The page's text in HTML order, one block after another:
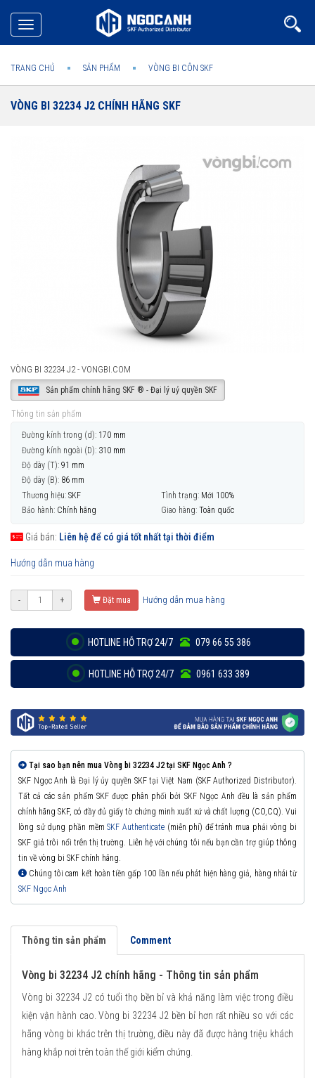
Toggle
navigation
TRANG CHỦ SẢN PHẨM VÒNG BI CÔN SKF
VÒNG BI 32234 J2 CHÍNH HÃNG SKF
VÒNG BI 32234 J2 - VONGBI.COM
Sản phẩm chính hãng SKF ® - Đại lý uỷ quyền SKF
Thông tin sản phẩm
Đường kính trong (d): 170 mm
Đường kính ngoài (D): 310 mm
Độ dày (T): 91 mm
Độ dày (B): 86 mm
Thương hiệu: SKF Tình trạng: Mới 100%
Bảo hành: Chính hãng Giao hàng: Toàn quốc
Giá bán: Liên hệ để có giá tốt nhất tại thời điểm
Hướng dẫn mua hàng
- + Đặt mua Hướng dẫn mua hàng
HOTLINE HỖ TRỢ 24/7 079 66 55 386
HOTLINE HỖ TRỢ 24/7 0961 633 389
Tại sao bạn nên mua Vòng bi 32234 J2 tại SKF Ngọc Anh ?
SKF Ngọc Anh là Đại lý ủy quyền SKF tại Việt Nam (SKF Authorized Distributor).
Tất cả các sản phẩm SKF được phân phối bởi SKF Ngọc Anh đều là sản phẩm
chính hãng SKF, có đầy đủ giấy tờ chứng minh xuất xứ và chất lượng (CO,CQ). Vui
lòng sử dụng phần mềmSKF Authenticate(miễn phí) để tránh mua phải vòng bi
SKF giả trôi nổi trên thị trường. Liên hệ với chúng tôi nếu bạn cần trợ giúp thông
tin về vòng bi SKF chính hãng.
Chúng tôi cam kết hoàn tiền gấp 100 lần nếu phát hiện hàng giả, hàng nhái từ
SKF Ngọc Anh
Thông tin sản phẩm Comment
Vòng bi 32234 J2 chính hãng - Thông tin sản phẩm
Vòng bi 32234 J2 có tuổi thọ bền bỉ và khả năng làm việc trong điều
kiện vận hành cao. Vòng bi 32234 J2 bền bỉ hơn rất nhiều so với các
hãng vòng bi khác trên thị trường, điều này đã được hàng triệu khách
hàng khắp nơi trên toàn thế giới kiểm chứng.